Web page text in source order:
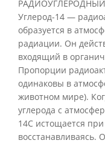
РАДИОУГЛЕРОДНЫЙ
Углерод-14 —
образуется в
радиации. Он
входящий в
Пропорции
одинаковы в
животном мире).
углерода с
14C истощается
восстанавливаясь.